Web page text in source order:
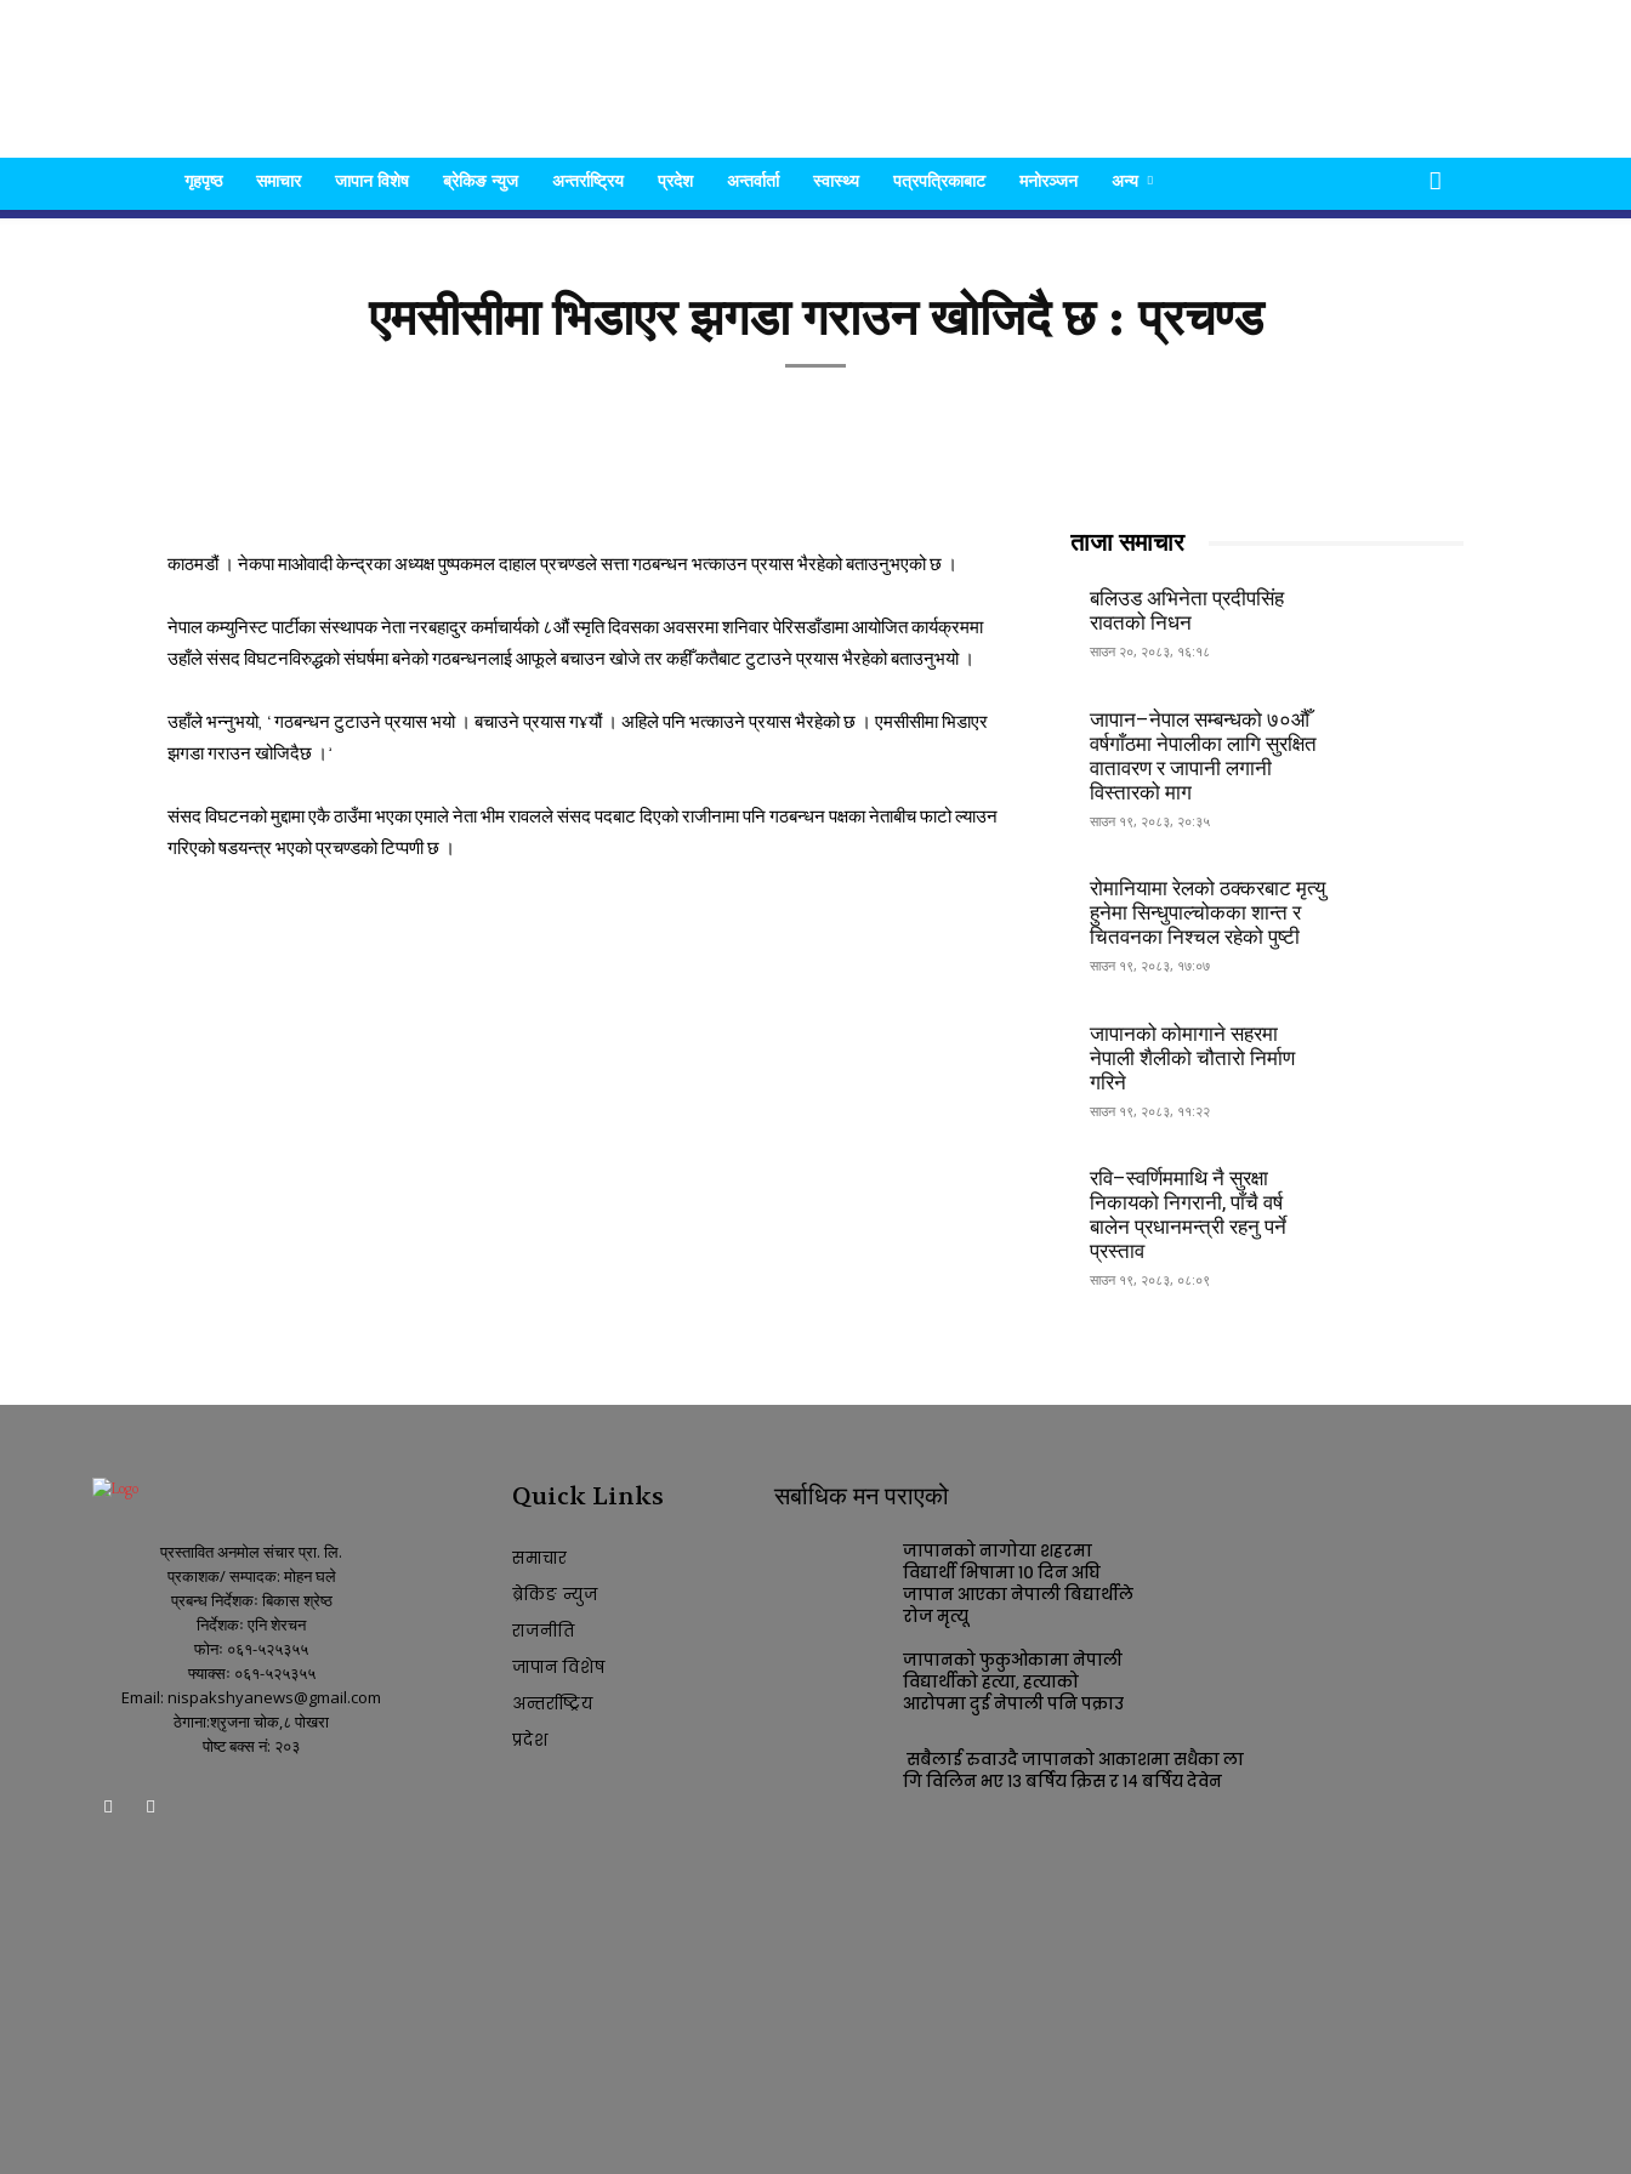
Nispakshya
News
गृहपृष्ठ समाचार जापान विशेष ब्रेकिङ न्युज अन्तर्राष्ट्रिय प्रदेश अन्तर्वार्ता स्वास्थ्य पत्रपत्रिकाबाट मनोरञ्जन अन्य
एमसीसीमा भिडाएर झगडा गराउन खोजिदै छ : प्रचण्ड
काठमडौं । नेकपा माओवादी केन्द्रका अध्यक्ष पुष्पकमल दाहाल प्रचण्डले सत्ता गठबन्धन भत्काउन प्रयास भैरहेको बताउनुभएको छ ।
नेपाल कम्युनिस्ट पार्टीका संस्थापक नेता नरबहादुर कर्माचार्यको ८औं स्मृति दिवसका अवसरमा शनिवार पेरिसडाँडामा आयोजित कार्यक्रममा
उहाँले संसद विघटनविरुद्धको संघर्षमा बनेको गठबन्धनलाई आफूले बचाउन खोजे तर कहीँ कतैबाट टुटाउने प्रयास भैरहेको बताउनुभयो ।
उहाँले भन्नुभयो, ‘गठबन्धन टुटाउने प्रयास भयो । बचाउने प्रयास ग¥यौं । अहिले पनि भत्काउने प्रयास भैरहेको छ । एमसीसीमा भिडाएर
झगडा गराउन खोजिदैछ ।’
संसद विघटनको मुद्दामा एकै ठाउँमा भएका एमाले नेता भीम रावलले संसद पदबाट दिएको राजीनामा पनि गठबन्धन पक्षका नेताबीच फाटो ल्याउन
गरिएको षडयन्त्र भएको प्रचण्डको टिप्पणी छ ।
ताजा समाचार
बलिउड अभिनेता प्रदीपसिंह
रावतको निधन
साउन २०, २०८३, १६:१८
जापान–नेपाल सम्बन्धको ७०औँ
वर्षगाँठमा नेपालीका लागि सुरक्षित
वातावरण र जापानी लगानी
विस्तारको माग
साउन १९, २०८३, २०:३५
रोमानियामा रेलको ठक्करबाट मृत्यु
हुनेमा सिन्धुपाल्चोकका शान्त र
चितवनका निश्चल रहेको पुष्टी
साउन १९, २०८३, १७:०७
जापानको कोमागाने सहरमा
नेपाली शैलीको चौतारो निर्माण
गरिने
साउन १९, २०८३, ११:२२
रवि–स्वर्णिममाथि नै सुरक्षा
निकायको निगरानी, पाँचै वर्ष
बालेन प्रधानमन्त्री रहनु पर्ने
प्रस्ताव
साउन १९, २०८३, ०८:०९
प्रस्तावित अनमोल संचार प्रा. लि.
प्रकाशक/ सम्पादक: मोहन घले
प्रबन्ध निर्देशकः बिकास श्रेष्ठ
निर्देशकः एनि शेरचन
फोनः ०६१-५२५३५५
फ्याक्सः ०६१-५२५३५५
Email: nispakshyanews@gmail.com
ठेगाना:श्रृजना चोक,८ पोखरा
पोष्ट बक्स नं: २०३
Quick Links
समाचार
ब्रेकिङ न्युज
राजनीति
जापान विशेष
अन्तर्राष्ट्रिय
प्रदेश
सर्बाधिक मन पराएको
जापानको नागोया शहरमा
विद्यार्थी भिषामा १० दिन अघि
जापान आएका नेपाली बिद्यार्थीले
रोज मृत्यू
जापानको फुकुओकामा नेपाली
विद्यार्थीको हत्या, हत्याको
आरोपमा दुई नेपाली पनि पक्राउ
सबैलाई रुवाउदै जापानको आकाशमा सधैका ला
गि विलिन भए १३ बर्षिय क्रिस र १४ बर्षिय देवेन